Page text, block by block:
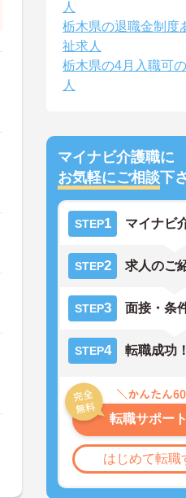
人
栃木県の退職金制度
祉求人
栃木県の4月入職可
人
マイナビ介護職に
お気軽にご相談下
STEP1 マイナビ
STEP2 求人のご
STEP3 面接・条
STEP4 転職成功！
転職サポー
はじめて転職